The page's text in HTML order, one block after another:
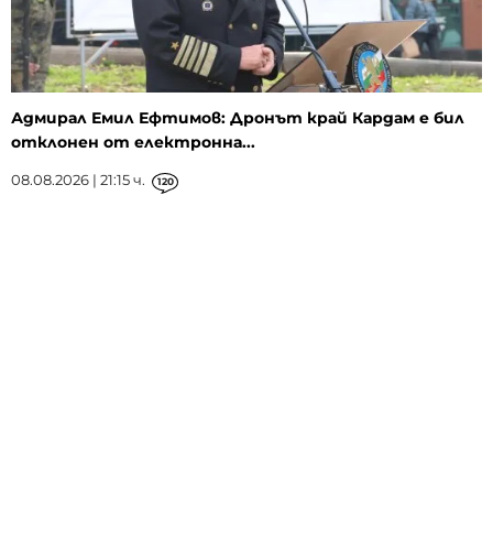
Адмирал Емил Ефтимов: Дронът край Кардам е бил
отклонен от електронна...
08.08.2026 | 21:15 ч. 120